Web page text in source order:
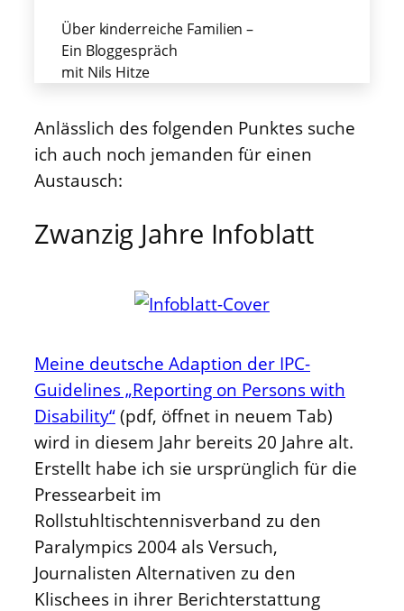
Über kinderreiche Familien –
Ein Bloggespräch
mit Nils Hitze
Anlässlich des folgenden Punktes suche
ich auch noch jemanden für einen
Austausch:
Zwanzig Jahre Infoblatt
Meine deutsche Adaption der IPC-
Guidelines „Reporting on Persons with
Disability“ (pdf, öffnet in neuem Tab)
wird in diesem Jahr bereits 20 Jahre alt.
Erstellt habe ich sie ursprünglich für die
Pressearbeit im
Rollstuhltischtennisverband zu den
Paralympics 2004 als Versuch,
Journalisten Alternativen zu den
Klischees in ihrer Berichterstattung